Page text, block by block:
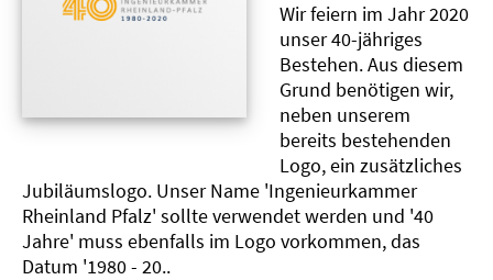
Wir feiern im Jahr 2020
unser 40-jähriges
Bestehen. Aus diesem
Grund benötigen wir,
neben unserem
bereits bestehenden
Logo, ein zusätzliches
Jubiläumslogo. Unser Name 'Ingenieurkammer
Rheinland Pfalz' sollte verwendet werden und '40
Jahre' muss ebenfalls im Logo vorkommen, das
Datum '1980 - 20..